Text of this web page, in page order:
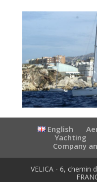
English
Yachting
Company
VELICA - 6, chemin